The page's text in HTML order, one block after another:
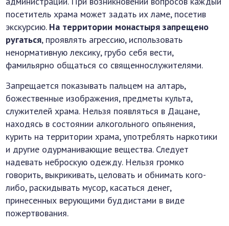
посетитель храма может задать их ламе, посетив
экскурсию. На территории монастыря запрещено
ругаться, проявлять агрессию, использовать
ненормативную лексику, грубо себя вести,
фамильярно общаться со священнослужителями.
Запрещается показывать пальцем на алтарь,
божественные изображения, предметы культа,
служителей храма. Нельзя появляться в Дацане,
находясь в состоянии алкогольного опьянения,
курить на территории храма, употреблять наркотики
и другие одурманивающие вещества. Следует
надевать неброскую одежду. Нельзя громко
говорить, выкрикивать, целовать и обнимать кого-
либо, раскидывать мусор, касаться денег,
принесенных верующими буддистами в виде
пожертвования.